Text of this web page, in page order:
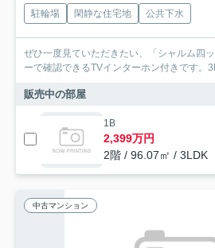
駐輪場 閑静な住宅地 公共下水
ぜひ一度見ていただきたい、「シャルム四
ーで確認できるTVインターホン付きです。
販売中の部屋
1B
2,399万円
2階 / 96.07㎡ / 3LDK
中古マンション